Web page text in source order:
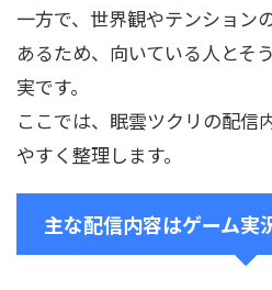
一方で、世界観やテンション
あるため、向いている人とそ
実です。
ここでは、眠雲ツクリの配信
やすく整理します。
主な配信内容はゲーム実